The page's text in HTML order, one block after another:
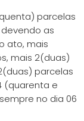
parcelas
as
ato, mais
mais 2(duas)
parcelas
(quarenta e
no dia 06